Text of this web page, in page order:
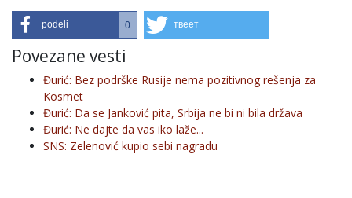
podeli 0 твеет
Povezane vesti
Đurić: Bez podrške Rusije nema pozitivnog rešenja za
Kosmet
Đurić: Da se Janković pita, Srbija ne bi ni bila država
Đurić: Ne dajte da vas iko laže...
SNS: Zelenović kupio sebi nagradu